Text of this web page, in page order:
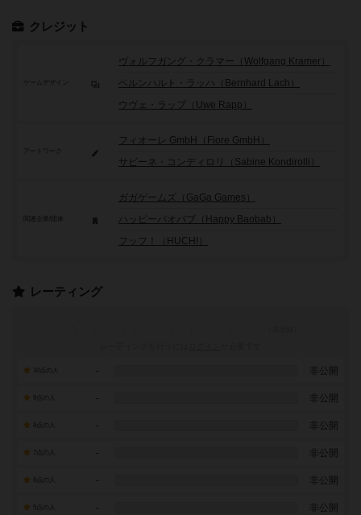
クレジット
ゲームデザイン
ヴォルフガング・クラマー（Wolfgang Kramer）
ベルンハルト・ラッハ（Bernhard Lach）
ウヴェ・ラップ（Uwe Rapp）
アートワーク
フィオーレ GmbH（Fiore GmbH）
サビーネ・コンディロリ（Sabine Kondirolli）
ガガゲームズ（GaGa Games）
ハッピーバオバブ（Happy Baobab）
フッフ！（HUCH!）
レーティング
- 非公開
- 非公開
- 非公開
7点の人 - 非公開
- 非公開
- 非公開